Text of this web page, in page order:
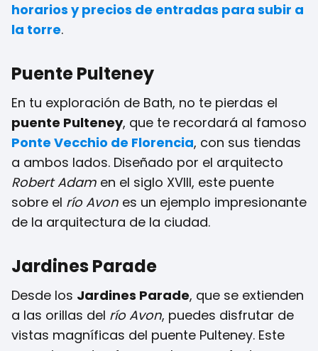
horarios y precios de entradas para subir a
la torre.
Puente Pulteney
En tu exploración de Bath, no te pierdas el
puente Pulteney, que te recordará al famoso
Ponte Vecchio de Florencia, con sus tiendas
a ambos lados. Diseñado por el arquitecto
Robert Adam en el siglo XVIII, este puente
sobre el río Avon es un ejemplo impresionante
de la arquitectura de la ciudad.
Jardines Parade
Desde los Jardines Parade, que se extienden
a las orillas del río Avon, puedes disfrutar de
vistas magníficas del puente Pulteney. Este